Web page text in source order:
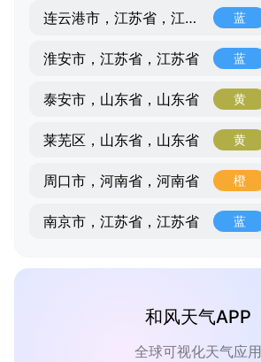
连云港市，江苏省，江苏省 蓝
淮安市，江苏省，江苏省 蓝
泰安市，山东省，山东省 黄
莱芜区，山东省，山东省 黄
周口市，河南省，河南省 橙
南京市，江苏省，江苏省 蓝
和风天气APP
全球可视化天气应用